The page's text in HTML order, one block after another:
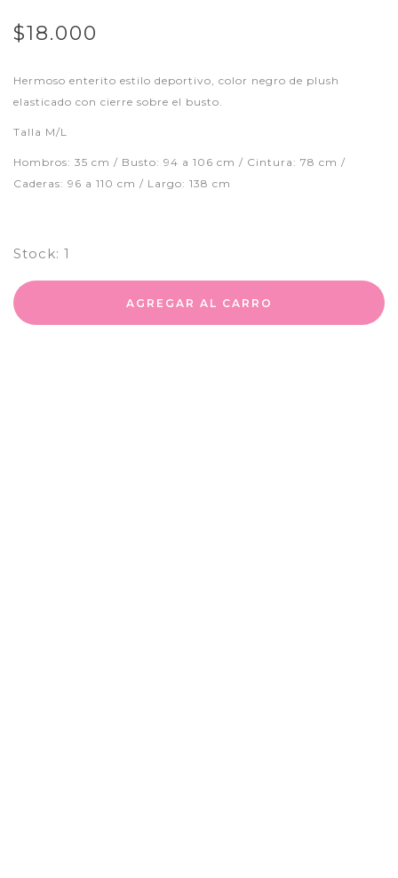
$18.000
Hermoso enterito estilo deportivo, color negro de plush
elasticado con cierre sobre el busto.
Talla M/L
Hombros: 35 cm / Busto: 94 a 106 cm / Cintura: 78 cm /
Caderas: 96 a 110 cm / Largo: 138 cm
Stock: 1
AGREGAR AL CARRO